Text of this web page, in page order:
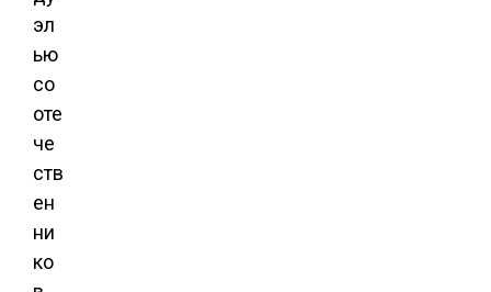
эл
ью
со
оте
че
ств
ен
ни
ко